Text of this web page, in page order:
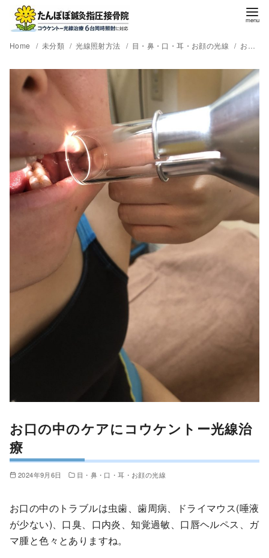
Home 未分類 光線照射方法 目・鼻・口・耳・お顔の光線 お口の中のケアにコウケントー光線治療
お口の中のケアにコウケントー光線治
療
2024年9月6日 目・鼻・口・耳・お顔の光線
お口の中のトラブルは虫歯、歯周病、ドライマウス(唾液
が少ない)、口臭、口内炎、知覚過敏、口唇ヘルペス、ガ
マ腫と色々とありますね。